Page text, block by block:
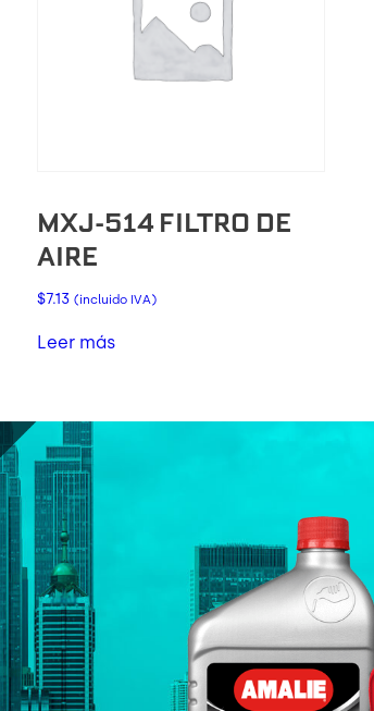
MXJ-514 FILTRO DE
AIRE
$7.13 (incluido IVA)
Leer más